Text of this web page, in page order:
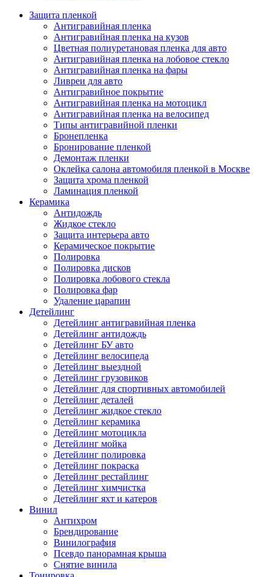
Защита пленкой
Антигравийная пленка
Антигравийная пленка на кузов
Цветная полиуретановая пленка для авто
Антигравийная пленка на лобовое стекло
Антигравийная пленка на фары
Ливреи для авто
Антигравийное покрытие
Антигравийная пленка на мотоцикл
Антигравийная пленка на велосипед
Типы антигравийной пленки
Бронепленка
Бронирование пленкой
Демонтаж пленки
Оклейка салона автомобиля пленкой в Москве
Защита хрома пленкой
Ламинация пленкой
Керамика
Антидождь
Жидкое стекло
Защита интерьера авто
Керамическое покрытие
Полировка
Полировка дисков
Полировка лобового стекла
Полировка фар
Удаление царапин
Детейлинг
Детейлинг антигравийная пленка
Детейлинг антидождь
Детейлинг БУ авто
Детейлинг велосипеда
Детейлинг выездной
Детейлинг грузовиков
Детейлинг для спортивных автомобилей
Детейлинг деталей
Детейлинг жидкое стекло
Детейлинг керамика
Детейлинг мотоцикла
Детейлинг мойка
Детейлинг полировка
Детейлинг покраска
Детейлинг рестайлинг
Детейлинг химчистка
Детейлинг яхт и катеров
Винил
Антихром
Брендирование
Винилография
Псевдо панорамная крыша
Снятие винила